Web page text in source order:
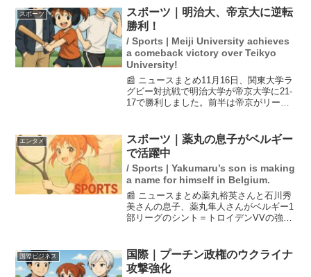
す。報道官のファビオ・ワインガルテン
氏がこの件について明らか...
スポーツ
スポーツ｜明治大、帝京大に逆転
勝利！
/ Sports | Meiji University achieves
a comeback victory over Teikyo
University!
📰 ニュースまとめ11月16日、関東大学ラ
グビー対抗戦で明治大学が帝京大学に21-
17で勝利しました。前半は帝京がリード
明治は5年ぶりに帝京に勝利し、今季の最
終戦で早...
エンタメ
スポーツ｜薬丸の息子がベルギー
で活躍中
/ Sports | Yakumaru’s son is making
a name for himself in Belgium.
📰 ニュースまとめ薬丸裕英さんと石川秀
美さんの息子、薬丸隼人さんがベルギー1
部リーグのシント＝トロイデンVVの強化
ュラーシーズンを3位で終え、優勝と来季
のヨー...
国際ビジネス
国際｜プーチン政権のウクライナ
攻撃強化